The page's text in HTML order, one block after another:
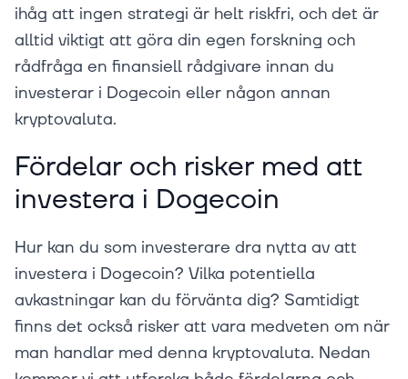
ihåg att ingen strategi är helt riskfri, och det är
alltid viktigt att göra din egen forskning och
rådfråga en finansiell rådgivare innan du
investerar i Dogecoin eller någon annan
kryptovaluta.
Fördelar och risker med att
investera i Dogecoin
Hur kan du som investerare dra nytta av att
investera i Dogecoin? Vilka potentiella
avkastningar kan du förvänta dig? Samtidigt
finns det också risker att vara medveten om när
man handlar med denna kryptovaluta. Nedan